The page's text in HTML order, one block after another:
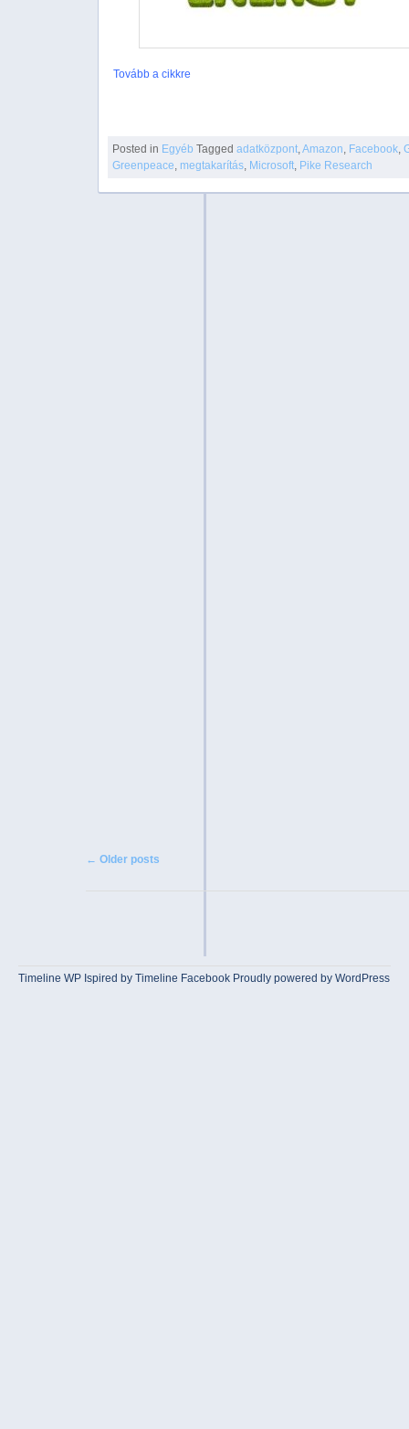
Tovább a cikkre
Posted in Egyéb Tagged adatközpont,Amazon, Facebook,
Greenpeace, megtakarítás, Microsoft, Pike Research
Post navigation
← Older posts
Timeline WP Ispired byTimeline Facebook Proudly powered by WordPress